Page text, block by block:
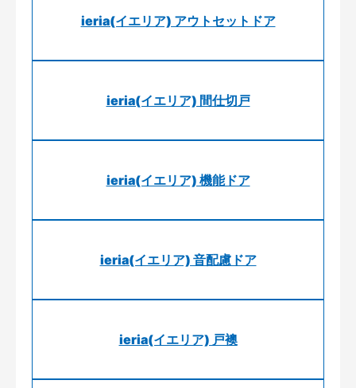
ieria(イエリア) アウトセットドア
ieria(イエリア) 間仕切戸
ieria(イエリア) 機能ドア
ieria(イエリア) 音配慮ドア
ieria(イエリア) 戸襖